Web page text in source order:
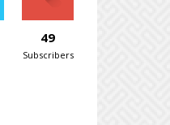
49
Subscribers